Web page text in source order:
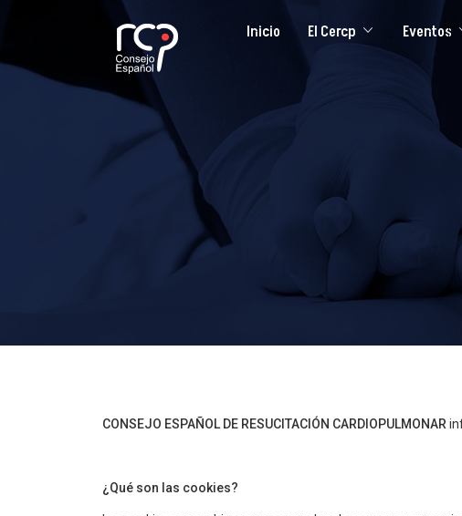
Inicio El Cercp Eventos
CONSEJO ESPAÑOL DE RESUCITACIÓN CARDIOPULMONAR
¿Qué son las cookies?